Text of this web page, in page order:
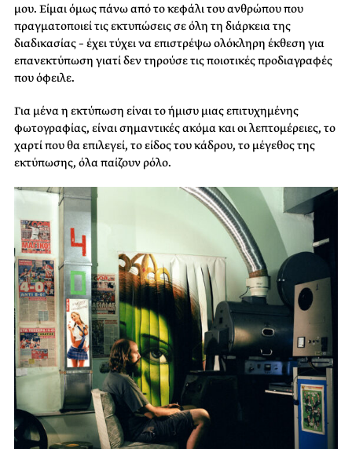
μου. Είμαι όμως πάνω από το κεφάλι του ανθρώπου που
πραγματοποιεί τις εκτυπώσεις σε όλη τη διάρκεια της
διαδικασίας – έχει τύχει να επιστρέψω ολόκληρη έκθεση για
επανεκτύπωση γιατί δεν τηρούσε τις ποιοτικές προδιαγραφές
που όφειλε.
Για μένα η εκτύπωση είναι το ήμισυ μιας επιτυχημένης
φωτογραφίας, είναι σημαντικές ακόμα και οι λεπτομέρειες, το
χαρτί που θα επιλεγεί, το είδος του κάδρου, το μέγεθος της
εκτύπωσης, όλα παίζουν ρόλο.